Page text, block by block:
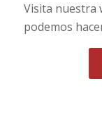
Visita nuestra
podemos